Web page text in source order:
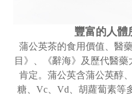
豐富的人體
蒲公英茶的食用價值、醫
目》、《辭海》及歷代醫
肯定。蒲公英含蒲公英醇
糖、Vc、Vd、胡蘿蔔素等